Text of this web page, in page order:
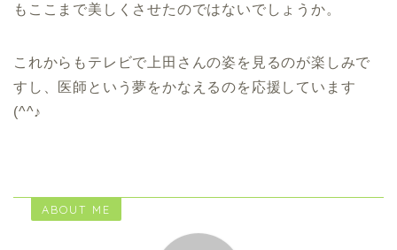
もここまで美しくさせたのではないでしょうか。
これからもテレビで上田さんの姿を見るのが楽しみで
すし、医師という夢をかなえるのを応援しています
(^^♪
ABOUT ME